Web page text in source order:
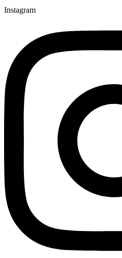
Instagram